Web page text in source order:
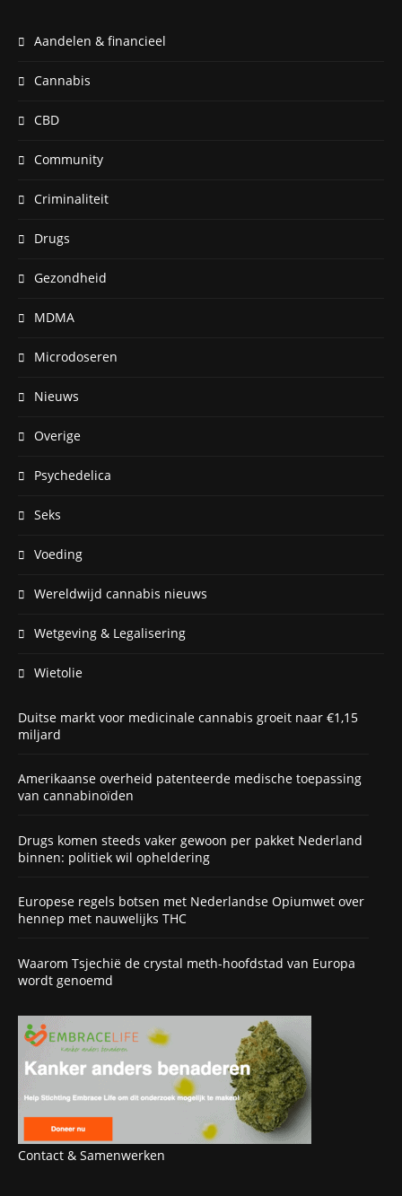
Aandelen & financieel
Cannabis
CBD
Community
Criminaliteit
Drugs
Gezondheid
MDMA
Microdoseren
Nieuws
Overige
Psychedelica
Seks
Voeding
Wereldwijd cannabis nieuws
Wetgeving & Legalisering
Wietolie
Duitse markt voor medicinale cannabis groeit naar €1,15
miljard
Amerikaanse overheid patenteerde medische toepassing
van cannabinoïden
Drugs komen steeds vaker gewoon per pakket Nederland
binnen: politiek wil opheldering
Europese regels botsen met Nederlandse Opiumwet over
hennep met nauwelijks THC
Waarom Tsjechië de crystal meth-hoofdstad van Europa
wordt genoemd
Contact & Samenwerken